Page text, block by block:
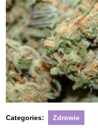
Categories: Zdrowie